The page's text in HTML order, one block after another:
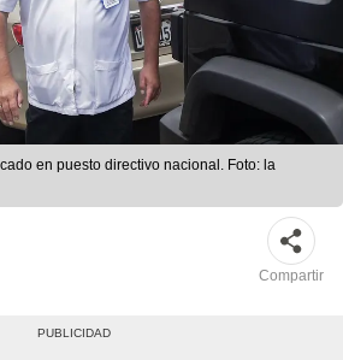
en puesto directivo nacional. Foto: la
Compartir